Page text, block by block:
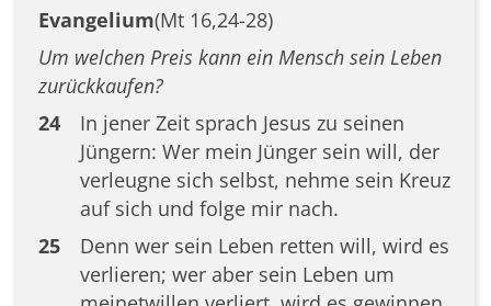
Evangelium(Mt 16,24-28)
Um welchen Preis kann ein Mensch sein Leben
zurückkaufen?
24
In jener Zeit sprach Jesus zu seinen
Jüngern: Wer mein Jünger sein will, der
verleugne sich selbst, nehme sein Kreuz
auf sich und folge mir nach.
25
Denn wer sein Leben retten will, wird es
verlieren; wer aber sein Leben um